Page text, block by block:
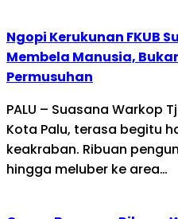
Ngopi Kerukunan FKUB
Membela Manusia,
Permusuhan
PALU – Suasana Warkop
Kota Palu, terasa begitu
keakraban. Ribuan
hingga meluber ke area…